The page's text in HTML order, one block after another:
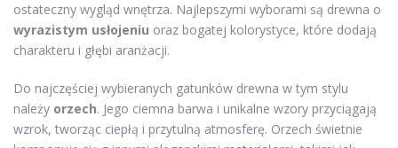
ostateczny wygląd wnętrza. Najlepszymi wyborami są drewna o
wyrazistym usłojeniu oraz bogatej kolorystyce, które dodają
charakteru i głębi aranżacji.
Do najczęściej wybieranych gatunków drewna w tym stylu
należy orzech. Jego ciemna barwa i unikalne wzory przyciągają
wzrok, tworząc ciepłą i przytulną atmosferę. Orzech świetnie